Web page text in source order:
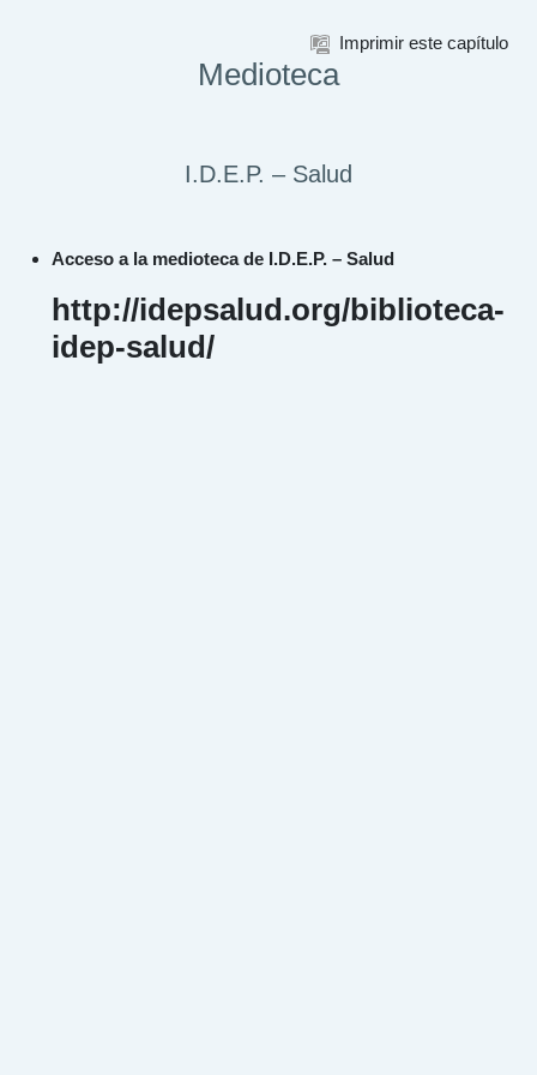
Imprimir este capítulo
Medioteca
I.D.E.P. – Salud
Acceso a la medioteca de I.D.E.P. – Salud
http://idepsalud.org/biblioteca-
idep-salud/